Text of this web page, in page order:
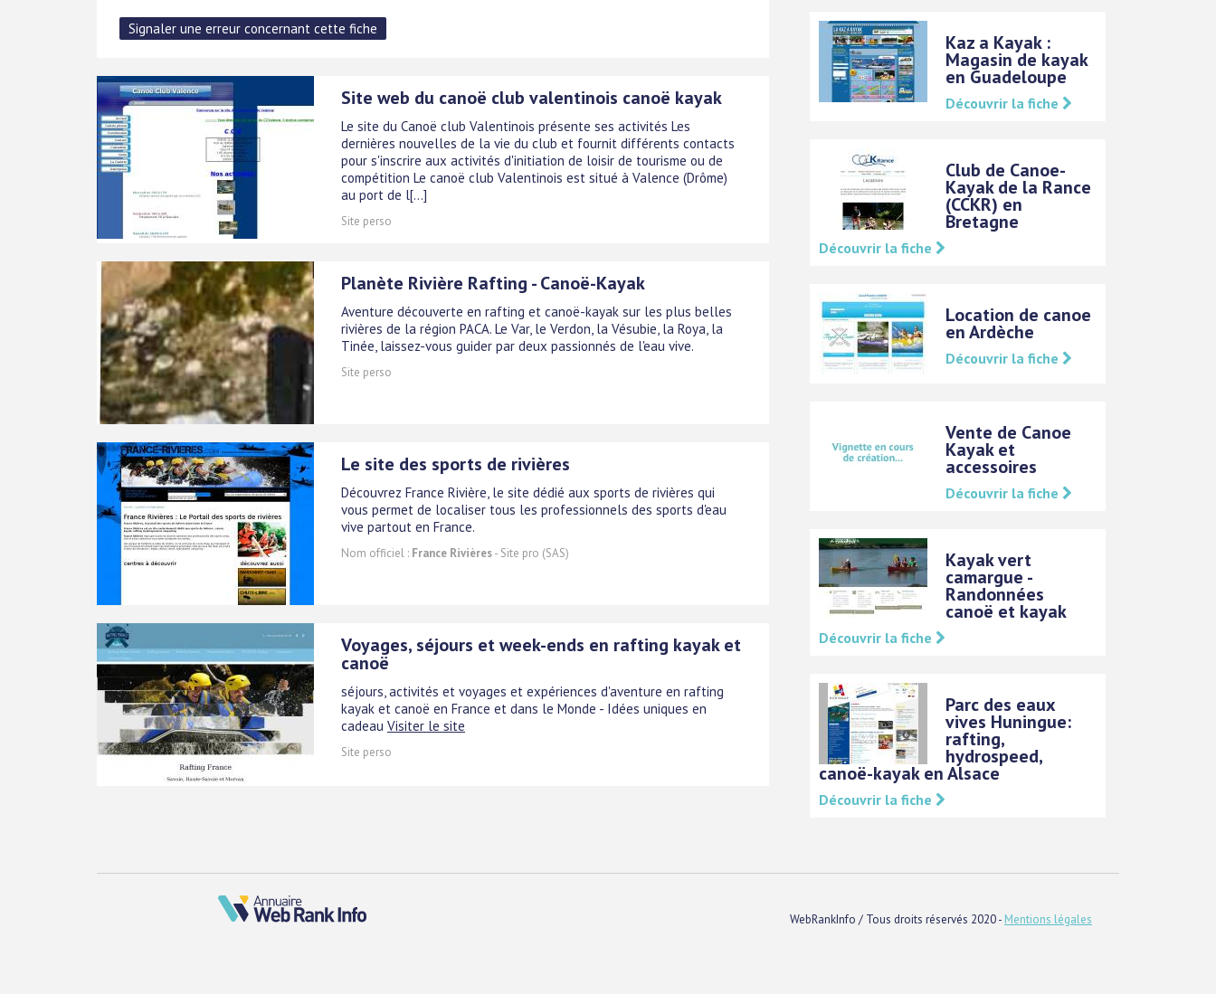
Site web du canoë club valentinois canoë kayak
Le site du Canoë club Valentinois présente ses activités Les
dernières nouvelles de la vie du club et fournit différents contacts
pour s'inscrire aux activités d'initiation de loisir de tourisme ou de
compétition Le canoë club Valentinois est situé à Valence (Drôme)
au port de l[...]
Site perso
Planète Rivière Rafting - Canoë-Kayak
Aventure découverte en rafting et canoë-kayak sur les plus belles
rivières de la région PACA. Le Var, le Verdon, la Vésubie, la Roya, la
Tinée, laissez-vous guider par deux passionnés de l'eau vive.
Site perso
Le site des sports de rivières
Découvrez France Rivière, le site dédié aux sports de rivières qui
vous permet de localiser tous les professionnels des sports d'eau
vive partout en France.
Nom officiel : France Rivières- Site pro (SAS)
Voyages, séjours et week-ends en rafting kayak et
canoë
séjours, activités et voyages et expériences d'aventure en rafting
kayak et canoë en France et dans le Monde - Idées uniques en
cadeau Visiter le site
Site perso
Kaz a Kayak :
Magasin de kayak
en Guadeloupe
Découvrir la fiche
Club de Canoe-
Kayak de la Rance
(CCKR) en
Bretagne
Découvrir la fiche
Location de canoe
en Ardèche
Découvrir la fiche
Vente de Canoe
Kayak et
accessoires
Découvrir la fiche
Kayak vert
camargue -
Randonnées
canoë et kayak
Découvrir la fiche
Parc des eaux
vives Huningue:
rafting,
hydrospeed,
canoë-kayak en Alsace
Découvrir la fiche
WebRankInfo / Tous droits réservés 2020 - Mentions légales